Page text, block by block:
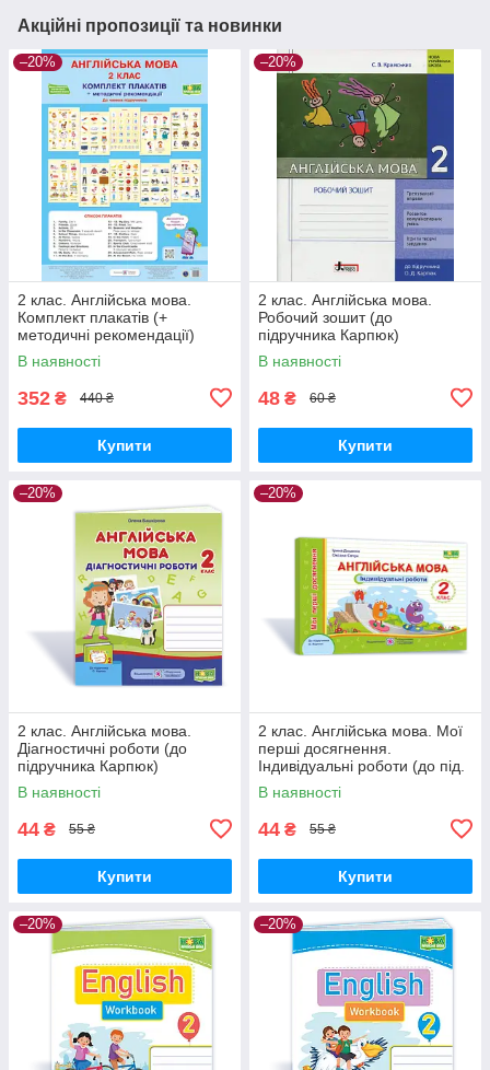
Акційні пропозиції та новинки
–20%
2 клас. Англійська мова.
Комплект плакатів (+
методичні рекомендації)
Косован О. ПіП
В наявності
352 ₴ 440 ₴
Купити
–20%
2 клас. Англійська мова.
Робочий зошит (до
підручника Карпюк)
Крамських С. В. Літера
В наявності
48 ₴ 60 ₴
Купити
–20%
2 клас. Англійська мова.
Діагностичні роботи (до
підручника Карпюк)
Башкірова О. Підручники і
посібники
В наявності
44 ₴ 55 ₴
Купити
–20%
2 клас. Англійська мова. Мої
перші досягнення.
Індивідуальні роботи (до під.
Карпюк) Доценко І.Євчук О.
ПіП
В наявності
44 ₴ 55 ₴
Купити
–20% –20%